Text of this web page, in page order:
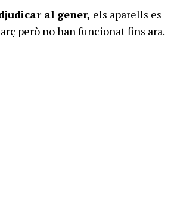
al gener, els aparells es
però no han funcionat fins ara.